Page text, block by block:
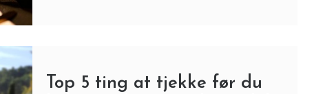
Top 5 ting at tjekke før du